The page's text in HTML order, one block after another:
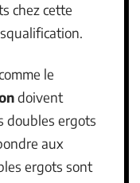
chez cette
le
doivent
doubles ergots
aux
ergots sont